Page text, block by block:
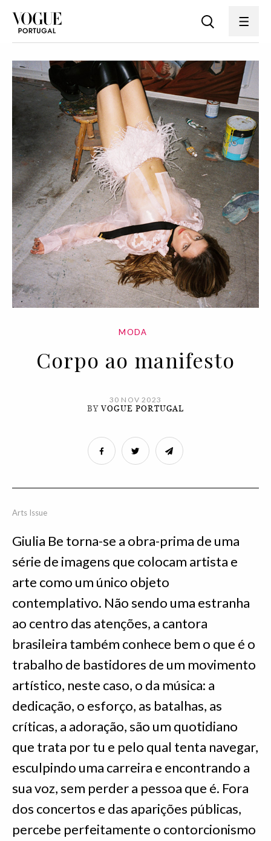
MODA
Corpo ao manifesto
30 NOV 2023
BYVOGUE PORTUGAL
Arts Issue
Giulia Be torna-se a obra-prima de uma
série de imagens que colocam artista e
arte como um único objeto
contemplativo. Não sendo uma estranha
ao centro das atenções, a cantora
brasileira também conhece bem o que é o
trabalho de bastidores de um movimento
artístico, neste caso, o da música: a
dedicação, o esforço, as batalhas, as
críticas, a adoração, são um quotidiano
que trata por tu e pelo qual tenta navegar,
esculpindo uma carreira e encontrando a
sua voz, sem perder a pessoa que é. Fora
dos concertos e das aparições públicas,
percebe perfeitamente o contorcionismo